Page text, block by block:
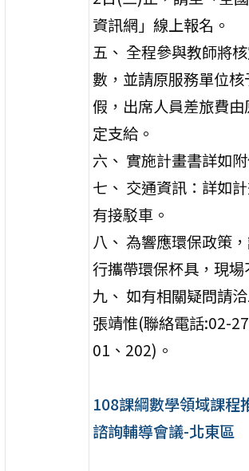
資訊網」線上報名。
五、 全程參與教師將
數，並請原服務單位核
假，出席人員差旅費
定支給。
六、 實施計畫書詳如附
七、 交通資訊：詳如
有接駁車。
八、 為響應環保政策
行攜帶環保杯具，現場
九、 如有相關疑問請
張靖惟(聯絡電話:02-
01、202)。
108課綱數學領域課程
諮詢輔導會議-北東區